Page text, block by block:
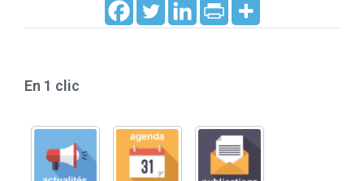
En 1 clic